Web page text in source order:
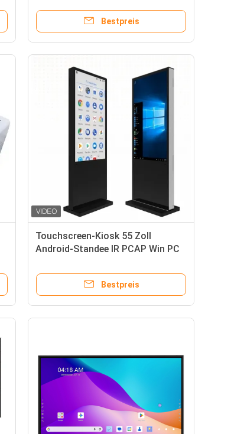
Bestpreis
Touchscreen-Kiosk 55 Zoll
Android-Standee IR PCAP Win PC
Bestpreis